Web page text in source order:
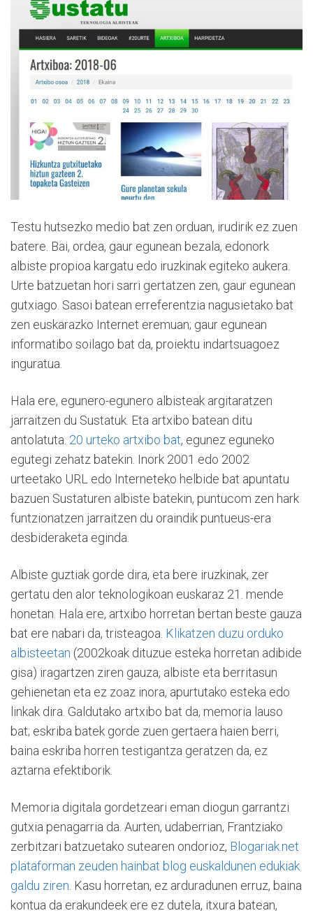
Testu hutsezko medio bat zen orduan, irudirik ez zuen
batere. Bai, ordea, gaur egunean bezala, edonork
albiste propioa kargatu edo iruzkinak egiteko aukera.
Urte batzuetan hori sarri gertatzen zen, gaur egunean
gutxiago. Sasoi batean erreferentzia nagusietako bat
zen euskarazko Internet eremuan; gaur egunean
informatibo soilago bat da, proiektu indartsuagoez
inguratua.
Hala ere, egunero-egunero albisteak argitaratzen
jarraitzen du Sustatuk. Eta artxibo batean ditu
antolatuta. 20 urteko artxibo bat, egunez eguneko
egutegi zehatz batekin. Inork 2001 edo 2002
urteetako URL edo Interneteko helbide bat apuntatu
bazuen Sustaturen albiste batekin, puntucom zen hark
funtzionatzen jarraitzen du oraindik puntueus-era
desbideraketa eginda.
Albiste guztiak gorde dira, eta bere iruzkinak, zer
gertatu den alor teknologikoan euskaraz 21. mende
honetan. Hala ere, artxibo horretan bertan beste gauza
bat ere nabari da, tristeagoa. Klikatzen duzu orduko
albisteetan (2002koak dituzue esteka horretan adibide
gisa) iragartzen ziren gauza, albiste eta berritasun
gehienetan eta ez zoaz inora, apurtutako esteka edo
linkak dira. Galdutako artxibo bat da, memoria lauso
bat; eskriba batek gorde zuen gertaera haien berri,
baina eskriba horren testigantza geratzen da, ez
aztarna efektiborik.
Memoria digitala gordetzeari eman diogun garrantzi
gutxia penagarria da. Aurten, udaberrian, Frantziako
zerbitzari batzuetako sutearen ondorioz, Blogariak.net
plataforman zeuden hainbat blog euskaldunen edukiak
galdu ziren . Kasu horretan, ez arduradunen erruz, baina
kontua da erakundeek ere ez dutela, itxura batean,